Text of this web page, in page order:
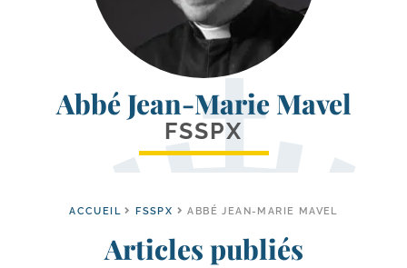
Abbé Jean-Marie Mavel
FSSPX
ACCUEIL FSSPX ABBÉ JEAN-MARIE MAVEL
Articles publiés